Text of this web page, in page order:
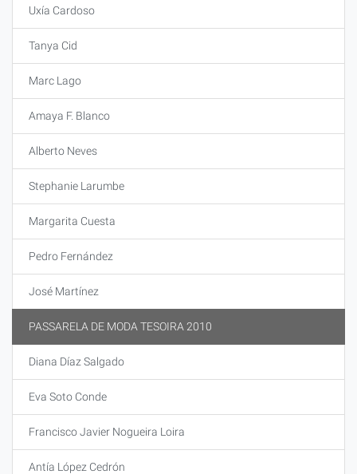
Uxía Cardoso
Tanya Cid
Marc Lago
Amaya F. Blanco
Alberto Neves
Stephanie Larumbe
Margarita Cuesta
Pedro Fernández
José Martínez
PASSARELA DE MODA TESOIRA 2010
Diana Díaz Salgado
Eva Soto Conde
Francisco Javier Nogueira Loira
Antía López Cedrón